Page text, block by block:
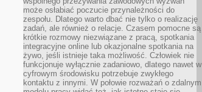
może osłabiać poczucie przynależności do
zespołu. Dlatego warto dbać nie tylko o realizację
zadań, ale również o relacje. Czasem pomocne są
krótkie rozmowy niezwiązane z pracą, spotkania
integracyjne online lub okazjonalne spotkania na
żywo, jeśli istnieje taka możliwość. Człowiek nie
funkcjonuje wyłącznie zadaniowo, dlatego nawet w
cyfrowym środowisku potrzebuje zwykłego
kontaktu z innymi. W połowie rozważań o zdalnym